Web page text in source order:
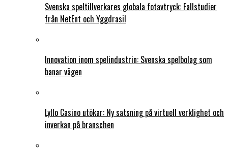
Svenska speltillverkares globala fotavtryck: Fallstudier
från NetEnt och Yggdrasil
Innovation inom spelindustrin: Svenska spelbolag som
banar vägen
Lyllo Casino utökar: Ny satsning på virtuell verklighet och
inverkan på branschen